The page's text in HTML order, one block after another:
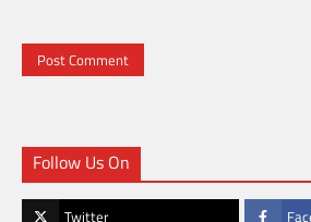
Follow Us On
Twitter